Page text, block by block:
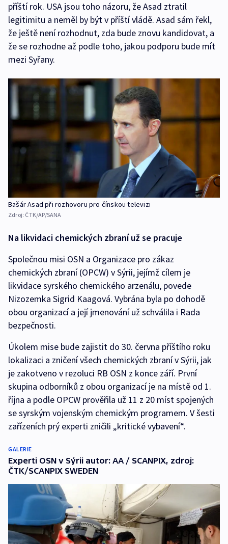
příští rok. USA jsou toho názoru, že Asad ztratil
legitimitu a neměl by být v příští vládě. Asad sám řekl,
že ještě není rozhodnut, zda bude znovu kandidovat, a
že se rozhodne až podle toho, jakou podporu bude mít
mezi Syřany.
Bašár Asad při rozhovoru pro čínskou televizi
Zdroj: ČTK/AP/SANA
Na likvidaci chemických zbraní už se pracuje
Společnou misi OSN a Organizace pro zákaz
chemických zbraní (OPCW) v Sýrii, jejímž cílem je
likvidace syrského chemického arzenálu, povede
Nizozemka Sigrid Kaagová. Vybrána byla po dohodě
obou organizací a její jmenování už schválila i Rada
bezpečnosti.
Úkolem mise bude zajistit do 30. června příštího roku
lokalizaci a zničení všech chemických zbraní v Sýrii, jak
je zakotveno v rezoluci RB OSN z konce září. První
skupina odborníků z obou organizací je na místě od 1.
října a podle OPCW prověřila už 11 z 20 míst spojených
se syrským vojenským chemickým programem. V šesti
zařízeních prý experti zničili „kritické vybavení“.
GALERIE
Experti OSN v Sýrii autor: AA / SCANPIX, zdroj:
ČTK/SCANPIX SWEDEN